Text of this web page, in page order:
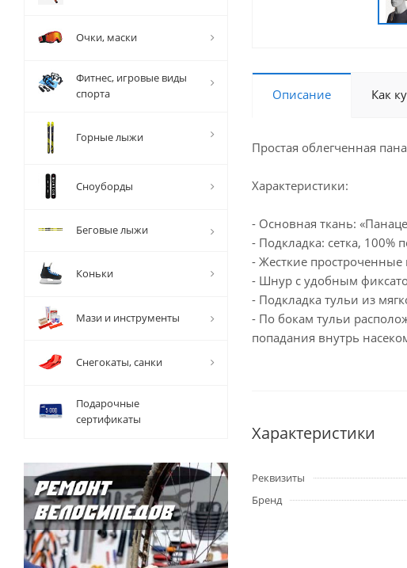
Описание Как
Простая облегченная
Характеристики:
- Основная ткань:
- Подкладка: сетка, 100%
- Жесткие
- Шнур с удобным
- Подкладка тульи из
- По бокам тульи
попадания внутрь
Характеристики
Реквизиты
Бренд
Очки, маски
Фитнес, игровые виды
спорта
Горные лыжи
Сноуборды
Беговые лыжи
Коньки
Мази и инструменты
Снегокаты, санки
Подарочные
сертификаты